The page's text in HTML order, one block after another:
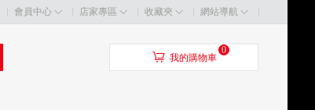
會員中心 店家專區 收藏夾 網站導航
󰃦 我的購物車
0